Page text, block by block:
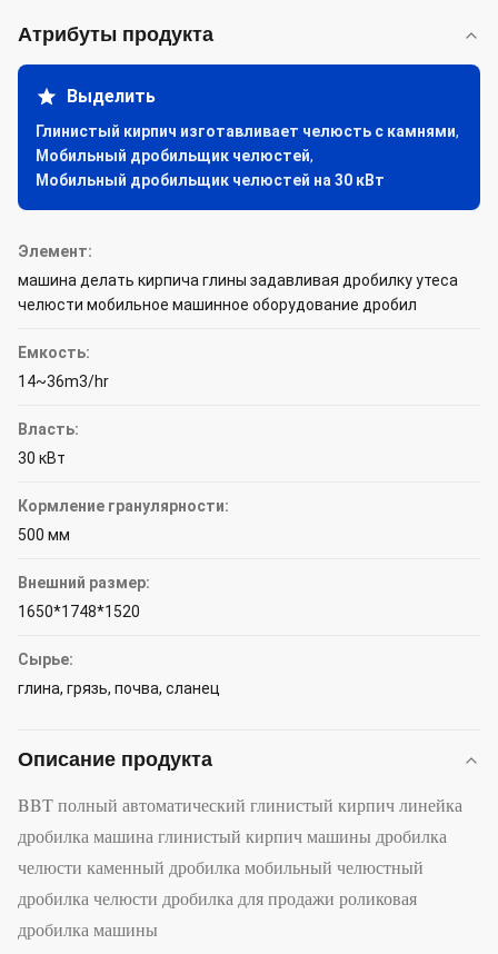
Атрибуты продукта
Выделить
Глинистый кирпич изготавливает челюсть с камнями,
Мобильный дробильщик челюстей,
Мобильный дробильщик челюстей на 30 кВт
Элемент:
машина делать кирпича глины задавливая дробилку утеса
челюсти мобильное машинное оборудование дробил
Емкость:
14~36m3/hr
Власть:
30 кВт
Кормление гранулярности:
500 мм
Внешний размер:
1650*1748*1520
Сырье:
глина, грязь, почва, сланец
Описание продукта
BBT полный автоматический глинистый кирпич линейка
дробилка машина глинистый кирпич машины дробилка
челюсти каменный дробилка мобильный челюстный
дробилка челюсти дробилка для продажи роликовая
дробилка машины